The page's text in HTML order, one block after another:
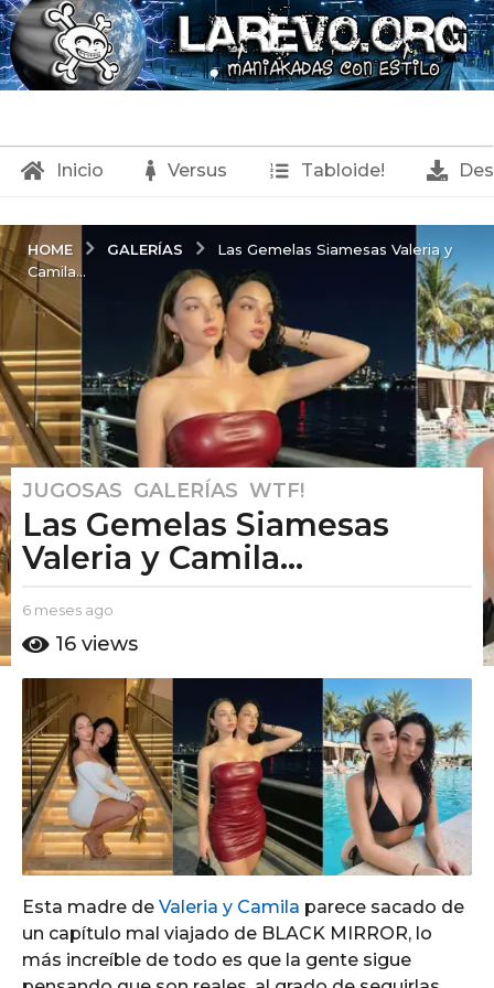
Inicio Versus Tabloide!
HOME GALERÍAS
Las Gemelas Siamesas Valeria y
Camila...
6
m
e
s
a
g
o
6
m
e
s
e
s
g
o
JUGOSAS ,GALERÍAS ,WTF!
Las Gemelas Siamesas
Valeria y Camila...
b
E
u
t
o
A
m
o
6 meses ago
e
a
g
o
16 views
Esta madre de Valeria y Camila parece sacado de
un capítulo mal viajado de BLACK MIRROR, lo
más increíble de todo es que la gente sigue